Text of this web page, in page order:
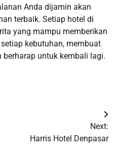
Anda dijamin akan
terbaik. Setiap hotel di
yang mampu memberikan
kebutuhan, membuat
untuk kembali lagi.
Next:
Harris Hotel Denpasar